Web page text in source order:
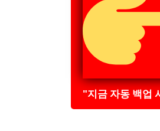
"지금 자동 백업